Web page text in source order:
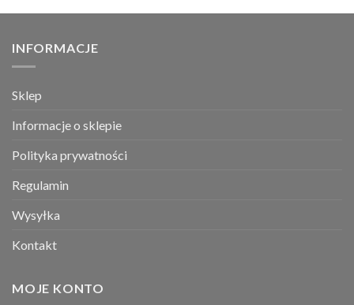
INFORMACJE
Sklep
Informacje o sklepie
Polityka prywatności
Regulamin
Wysyłka
Kontakt
MOJE KONTO